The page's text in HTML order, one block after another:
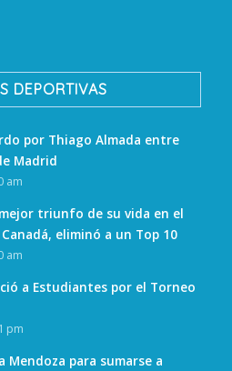
DEPORTIVAS
por Thiago Almada entre
Madrid
am
triunfo de su vida en el
eliminó a un Top 10
am
a Estudiantes por el Torneo
pm
Mendoza para sumarse a